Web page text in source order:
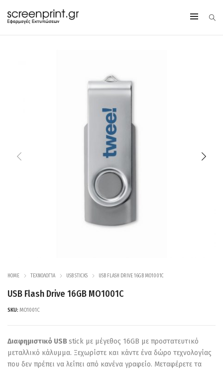
HOME ΤΕΧΝΟΛΟΓΊΑ USB STICKS USB FLASH DRIVE 16GB MO1001C
USB Flash Drive 16GB MO1001C
SKU: MO1001C
Διαφημιστικό USBstick με μέγεθος 16GB με προστατευτικό
μεταλλικό κάλυμμα. Ξεχωρίστε και κάντε ένα δώρο τεχνολογίας
που δεν πρέπει να λείπει από κανένα γραφείο. Μεταφέρετε τα